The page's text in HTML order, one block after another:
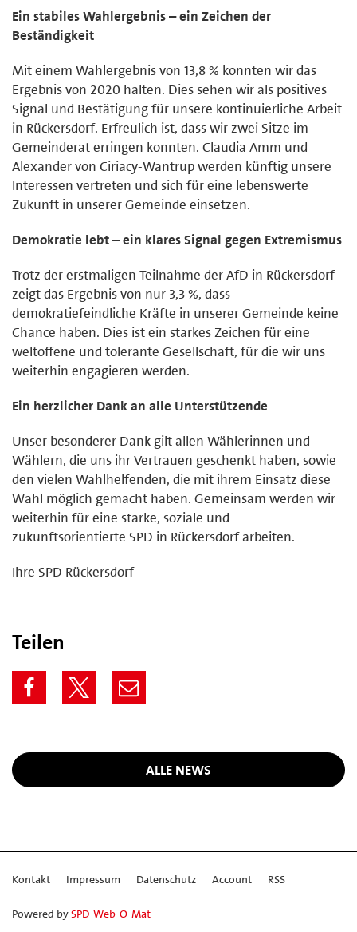
Ein stabiles Wahlergebnis – ein Zeichen der
Beständigkeit
Mit einem Wahlergebnis von 13,8 % konnten wir das
Ergebnis von 2020 halten. Dies sehen wir als positives
Signal und Bestätigung für unsere kontinuierliche Arbeit
in Rückersdorf. Erfreulich ist, dass wir zwei Sitze im
Gemeinderat erringen konnten. Claudia Amm und
Alexander von Ciriacy-Wantrup werden künftig unsere
Interessen vertreten und sich für eine lebenswerte
Zukunft in unserer Gemeinde einsetzen.
Demokratie lebt – ein klares Signal gegen Extremismus
Trotz der erstmaligen Teilnahme der AfD in Rückersdorf
zeigt das Ergebnis von nur 3,3 %, dass
demokratiefeindliche Kräfte in unserer Gemeinde keine
Chance haben. Dies ist ein starkes Zeichen für eine
weltoffene und tolerante Gesellschaft, für die wir uns
weiterhin engagieren werden.
Ein herzlicher Dank an alle Unterstützende
Unser besonderer Dank gilt allen Wählerinnen und
Wählern, die uns ihr Vertrauen geschenkt haben, sowie
den vielen Wahlhelfenden, die mit ihrem Einsatz diese
Wahl möglich gemacht haben. Gemeinsam werden wir
weiterhin für eine starke, soziale und
zukunftsorientierte SPD in Rückersdorf arbeiten.
Ihre SPD Rückersdorf
Teilen
ALLE NEWS
Kontakt Impressum Datenschutz Account RSS
Powered bySPD-Web-O-Mat